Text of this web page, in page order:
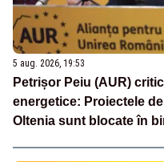
5 aug. 2026, 19:53
Petrișor Peiu (AUR)
energetice: Proiectele
Oltenia sunt blocate în